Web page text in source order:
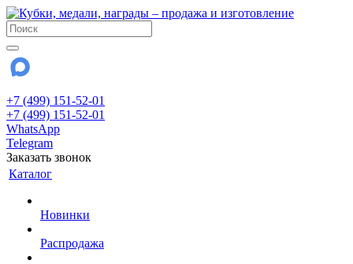
+7 (499) 151-52-01
+7 (499) 151-52-01
WhatsApp
Telegram
Заказать звонок
Каталог
Новинки
Распродажа